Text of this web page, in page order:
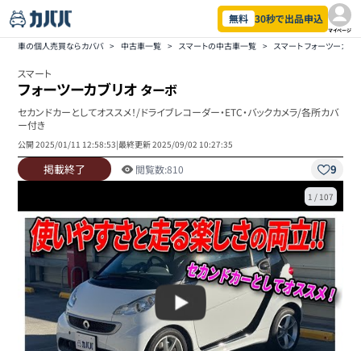
無料 30秒で出品申込
マイページ
車の個人売買ならカババ > 中古車一覧 > スマートの中古車一覧 > スマート フォーツーカ
スマート
フォーツーカブリオ ターボ
セカンドカーとしてオススメ！/ドライブレコーダー・ETC・バックカメラ/各所カバ
ー付き
公開2025/01/11 12:58:53|最終更新2025/09/02 10:27:35
掲載終了 閲覧数:810 9
1 / 107